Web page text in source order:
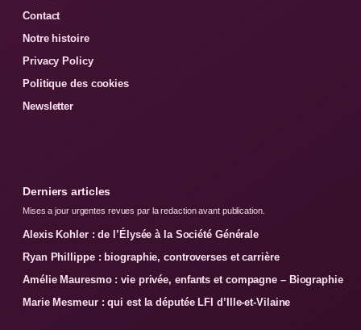
Contact
Notre histoire
Privacy Policy
Politique des cookies
Newsletter
Derniers articles
Mises a jour urgentes revues par la redaction avant publication.
Alexis Kohler : de l’Élysée à la Société Générale
Ryan Phillippe : biographie, controverses et carrière
Amélie Mauresmo : vie privée, enfants et compagne – Biographie
Marie Mesmeur : qui est la députée LFI d’Ille-et-Vilaine